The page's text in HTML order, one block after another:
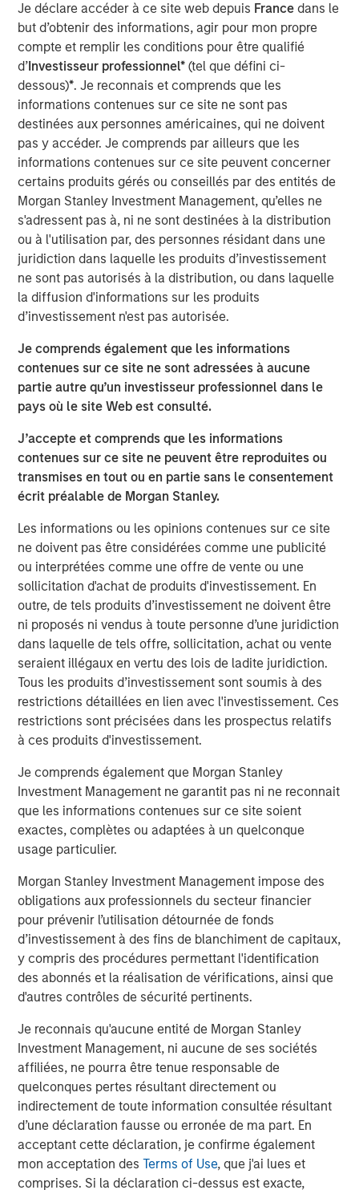
Je déclare accéder à ce site web depuis France dans le
but d’obtenir des informations, agir pour mon propre
compte et remplir les conditions pour être qualifié
d’Investisseur professionnel*(tel que défini ci-
dessous)*. Je reconnais et comprends que les
informations contenues sur ce site ne sont pas
destinées aux personnes américaines, qui ne doivent
pas y accéder. Je comprends par ailleurs que les
informations contenues sur ce site peuvent concerner
certains produits gérés ou conseillés par des entités de
Morgan Stanley Investment Management, qu’elles ne
s'adressent pas à, ni ne sont destinées à la distribution
ou à l'utilisation par, des personnes résidant dans une
juridiction dans laquelle les produits d’investissement
ne sont pas autorisés à la distribution, ou dans laquelle
la diffusion d'informations sur les produits
d’investissement n'est pas autorisée.
Je comprends également que les informations
contenues sur ce site ne sont adressées à aucune
partie autre qu’un investisseur professionnel dans le
pays où le site Web est consulté.
J’accepte et comprends que les informations
contenues sur ce site ne peuvent être reproduites ou
transmises en tout ou en partie sans le consentement
écrit préalable de Morgan Stanley.
Les informations ou les opinions contenues sur ce site
ne doivent pas être considérées comme une publicité
ou interprétées comme une offre de vente ou une
sollicitation d'achat de produits d'investissement. En
outre, de tels produits d’investissement ne doivent être
ni proposés ni vendus à toute personne d’une juridiction
dans laquelle de tels offre, sollicitation, achat ou vente
seraient illégaux en vertu des lois de ladite juridiction.
Tous les produits d’investissement sont soumis à des
restrictions détaillées en lien avec l'investissement. Ces
restrictions sont précisées dans les prospectus relatifs
à ces produits d'investissement.
Je comprends également que Morgan Stanley
Investment Management ne garantit pas ni ne reconnait
que les informations contenues sur ce site soient
exactes, complètes ou adaptées à un quelconque
usage particulier.
Morgan Stanley Investment Management impose des
obligations aux professionnels du secteur financier
pour prévenir l’utilisation détournée de fonds
d’investissement à des fins de blanchiment de capitaux,
y compris des procédures permettant l'identification
des abonnés et la réalisation de vérifications, ainsi que
d'autres contrôles de sécurité pertinents.
Je reconnais qu'aucune entité de Morgan Stanley
Investment Management, ni aucune de ses sociétés
affiliées, ne pourra être tenue responsable de
quelconques pertes résultant directement ou
indirectement de toute information consultée résultant
d’une déclaration fausse ou erronée de ma part. En
acceptant cette déclaration, je confirme également
mon acceptation desTerms of Use, que j'ai lues et
comprises. Si la déclaration ci-dessus est exacte,
Video
Despite all the rhetoric coming from Washington,
Mexico’s exports to the United States reached record
highs in 2025. But as Jitania Kandhari points out, the
country’s outlook is shaped by more than just
international trade. Much of Mexico’s future growth will
depend on how effectively President Sheinbaum’s new
administration can improve internal security, spark
domestic expansion and encourage private investment.
Download "Mexico's Domestic Opportunity"
Équipe Actions Marchés Émergents
The Emerging Markets Equity team combines deep
expertise and local presence in global markets with an
integrated top-down and bottom-up investment approach
to invest in core and growth-oriented portfolios across
non-U.S. markets.
Idées liées
BIG PICTURE
Video: Ten Investment Truths About Artificial
Intelligence
BIG PICTURE
Big Picture - Artificial Intelligence: Ten
Investment Truths
TALES FROM THE EMERGING WORLD
The Water Constraint
The Authors
Jitania Kandhari
Managing Director
Ravi Jain
Executive Director
Eric Carlson
Managing Director
Analyses mises en avant